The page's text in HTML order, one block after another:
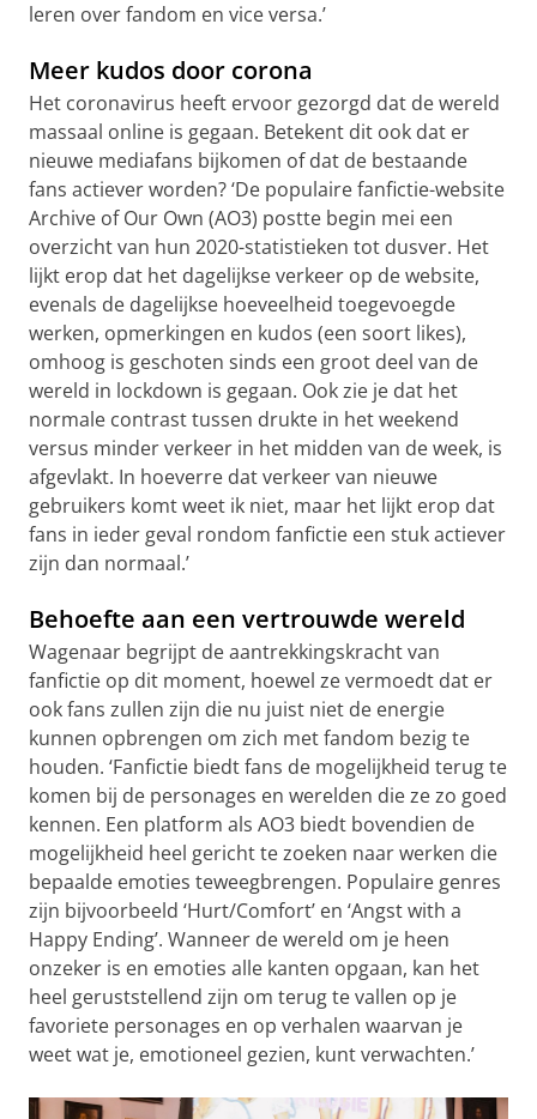
leren over fandom en vice versa.’
Meer kudos door corona
Het coronavirus heeft ervoor gezorgd dat de wereld
massaal online is gegaan. Betekent dit ook dat er
nieuwe mediafans bijkomen of dat de bestaande
fans actiever worden? ‘De populaire fanfictie-website
Archive of Our Own (AO3) postte begin mei een
overzicht van hun 2020-statistieken tot dusver. Het
lijkt erop dat het dagelijkse verkeer op de website,
evenals de dagelijkse hoeveelheid toegevoegde
werken, opmerkingen en kudos (een soort likes),
omhoog is geschoten sinds een groot deel van de
wereld in lockdown is gegaan. Ook zie je dat het
normale contrast tussen drukte in het weekend
versus minder verkeer in het midden van de week, is
afgevlakt. In hoeverre dat verkeer van nieuwe
gebruikers komt weet ik niet, maar het lijkt erop dat
fans in ieder geval rondom fanfictie een stuk actiever
zijn dan normaal.’
Behoefte aan een vertrouwde wereld
Wagenaar begrijpt de aantrekkingskracht van
fanfictie op dit moment, hoewel ze vermoedt dat er
ook fans zullen zijn die nu juist niet de energie
kunnen opbrengen om zich met fandom bezig te
houden. ‘Fanfictie biedt fans de mogelijkheid terug te
komen bij de personages en werelden die ze zo goed
kennen. Een platform als AO3 biedt bovendien de
mogelijkheid heel gericht te zoeken naar werken die
bepaalde emoties teweegbrengen. Populaire genres
zijn bijvoorbeeld ‘Hurt/Comfort’ en ‘Angst with a
Happy Ending’. Wanneer de wereld om je heen
onzeker is en emoties alle kanten opgaan, kan het
heel geruststellend zijn om terug te vallen op je
favoriete personages en op verhalen waarvan je
weet wat je, emotioneel gezien, kunt verwachten.’